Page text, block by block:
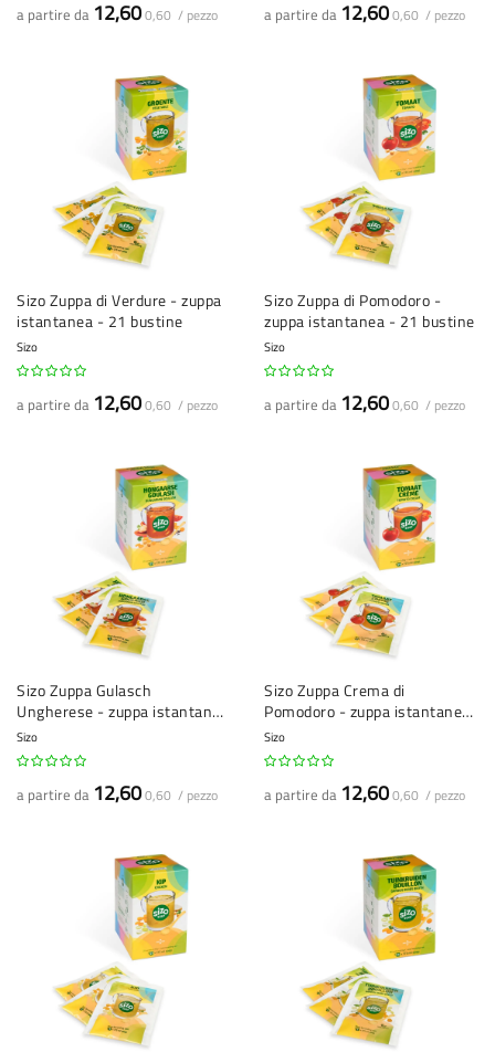
a partire da 12,600,60 / pezzo a partire da 12,600,60 / pezzo
Sizo Zuppa di Verdure - zuppa
istantanea - 21 bustine
Sizo
a partire da 12,600,60 / pezzo
Sizo Zuppa di Pomodoro -
zuppa istantanea - 21 bustine
Sizo
a partire da 12,600,60 / pezzo
Sizo Zuppa Gulasch
Ungherese - zuppa istantanea
- 21 bustine
Sizo
a partire da 12,600,60 / pezzo
Sizo Zuppa Crema di
Pomodoro - zuppa istantanea
- 21 bustine
Sizo
a partire da 12,600,60 / pezzo